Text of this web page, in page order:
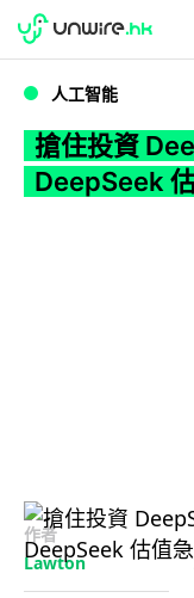
WWDC 2026
人工智能
搶住投資
DeepSeek
作者
Lawton